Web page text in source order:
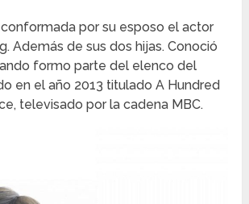
por su esposo el actor
Además de sus dos hijas. Conoció
formo parte del elenco del
en el año 2013 titulado A Hundred
televisado por la cadena MBC.